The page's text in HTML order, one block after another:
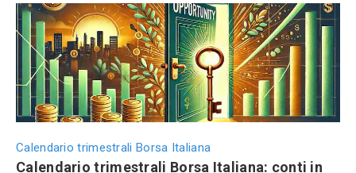
Calendario trimestrali Borsa Italiana
Calendario trimestrali Borsa Italiana: conti in